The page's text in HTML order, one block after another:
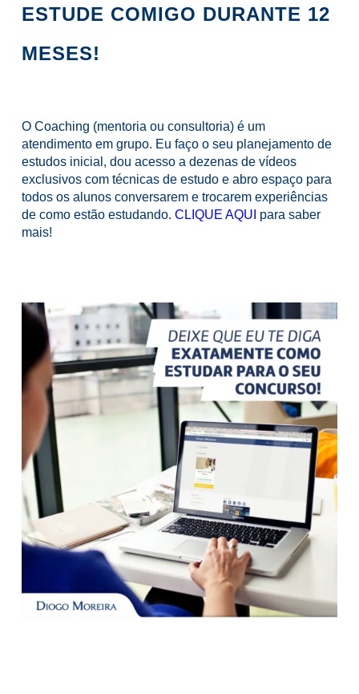
ESTUDE COMIGO DURANTE 12
MESES!
O Coaching (mentoria ou consultoria) é um
atendimento em grupo. Eu faço o seu planejamento de
estudos inicial, dou acesso a dezenas de vídeos
exclusivos com técnicas de estudo e abro espaço para
todos os alunos conversarem e trocarem experiências
de como estão estudando. CLIQUE AQUI para saber
mais!